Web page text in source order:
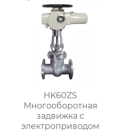
HK60ZS
Многооборотная
задвижка с
электроприводом